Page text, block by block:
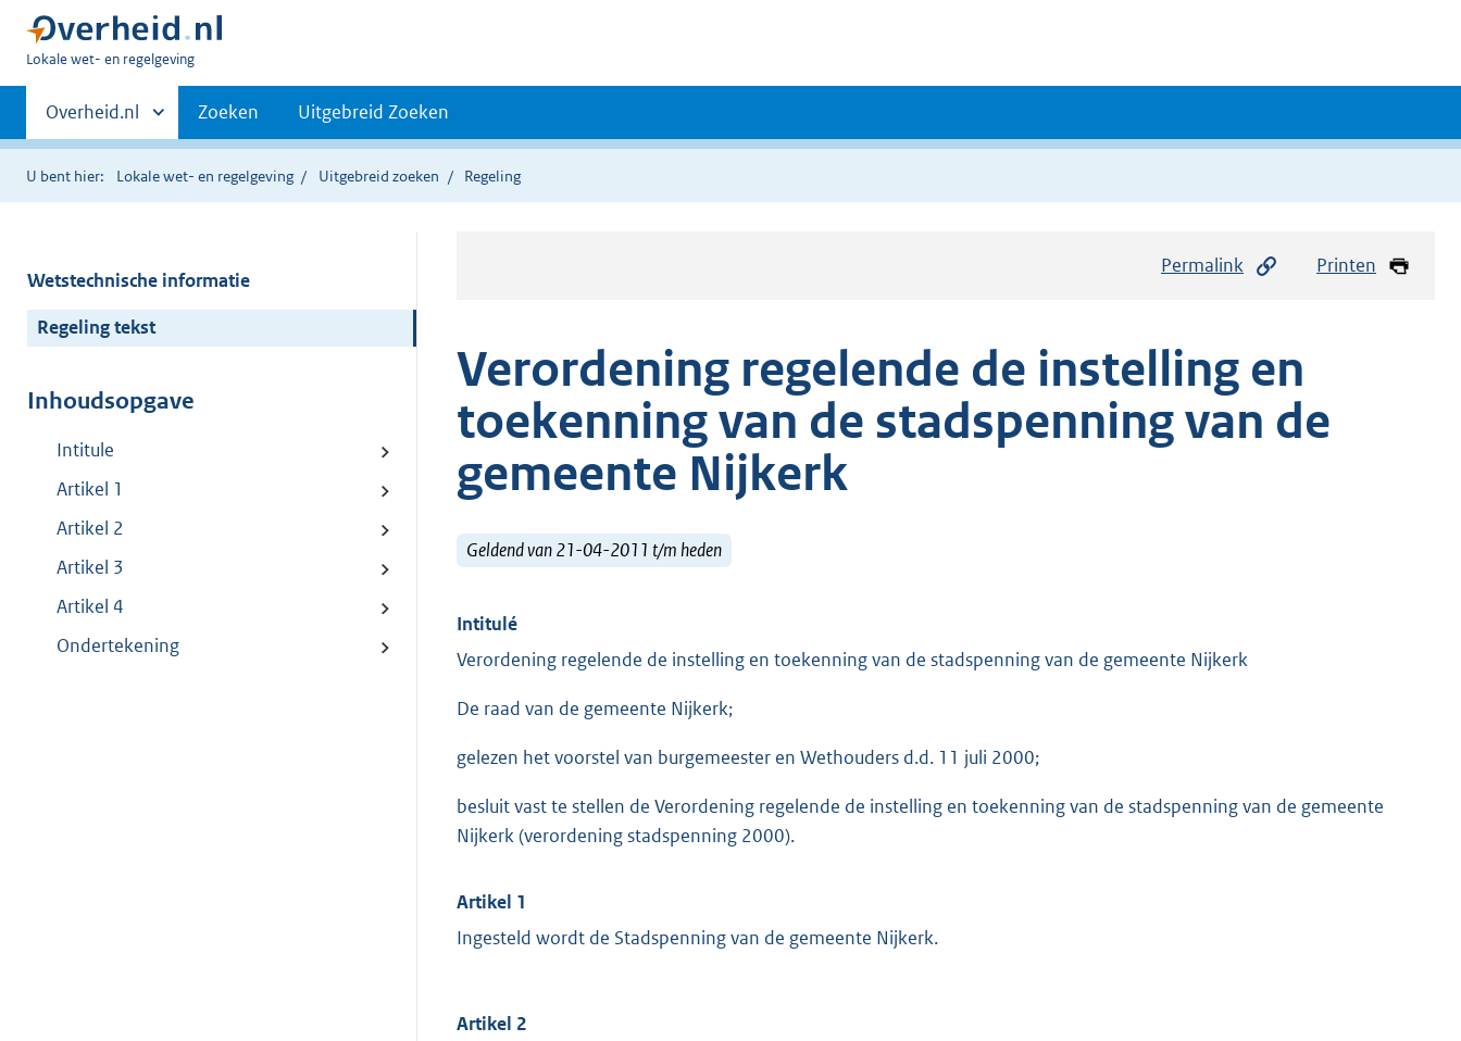
U
hier:
Lokale wet- en regelgeving
Primaire
navigatie
Andere
sites
binnen
Overheid.nl Zoeken Uitgebreid Zoeken
U bent hier: Lokale wet- en regelgeving Uitgebreid zoeken Regeling
Wetstechnische informatie
Regeling tekst
Inhoudsopgave
Intitule
Artikel 1
Artikel 2
Artikel 3
Artikel 4
Ondertekening
Permalink Printen
Verordening regelende de instelling en
toekenning van de stadspenning van de
gemeente Nijkerk
Geldend van 21-04-2011 t/m heden
Intitulé
Verordening regelende de instelling en toekenning van de stadspenning van de gemeente Nijkerk
De raad van de gemeente Nijkerk;
gelezen het voorstel van burgemeester en Wethouders d.d. 11 juli 2000;
besluit vast te stellen de Verordening regelende de instelling en toekenning van de stadspenning van de gemeente
Nijkerk (verordening stadspenning 2000).
Artikel 1
Ingesteld wordt de Stadspenning van de gemeente Nijkerk.
Artikel 2